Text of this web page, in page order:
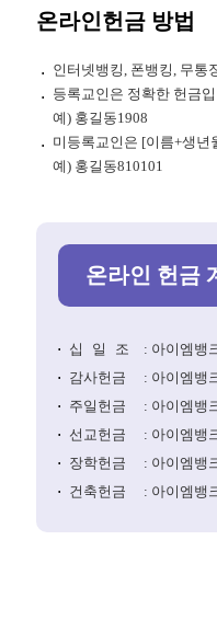
온라인헌금 방법
인터넷뱅킹, 폰뱅킹, 무통
등록교인은 정확한 헌금
예) 홍길동1908
미등록교인은 [이름+생년
예) 홍길동810101
온라인 헌금
십일조
: 아이엠뱅
감사헌금
: 아이엠뱅
주일헌금
: 아이엠뱅
선교헌금
: 아이엠뱅
장학헌금
: 아이엠뱅
건축헌금
: 아이엠뱅